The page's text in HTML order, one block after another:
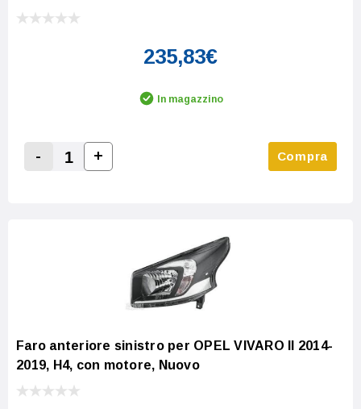
235,83€
In magazzino
Decrease Quantity:
-
Increase Quantity:
+ Compra
Faro anteriore sinistro per OPEL VIVARO II 2014-
2019, H4, con motore, Nuovo